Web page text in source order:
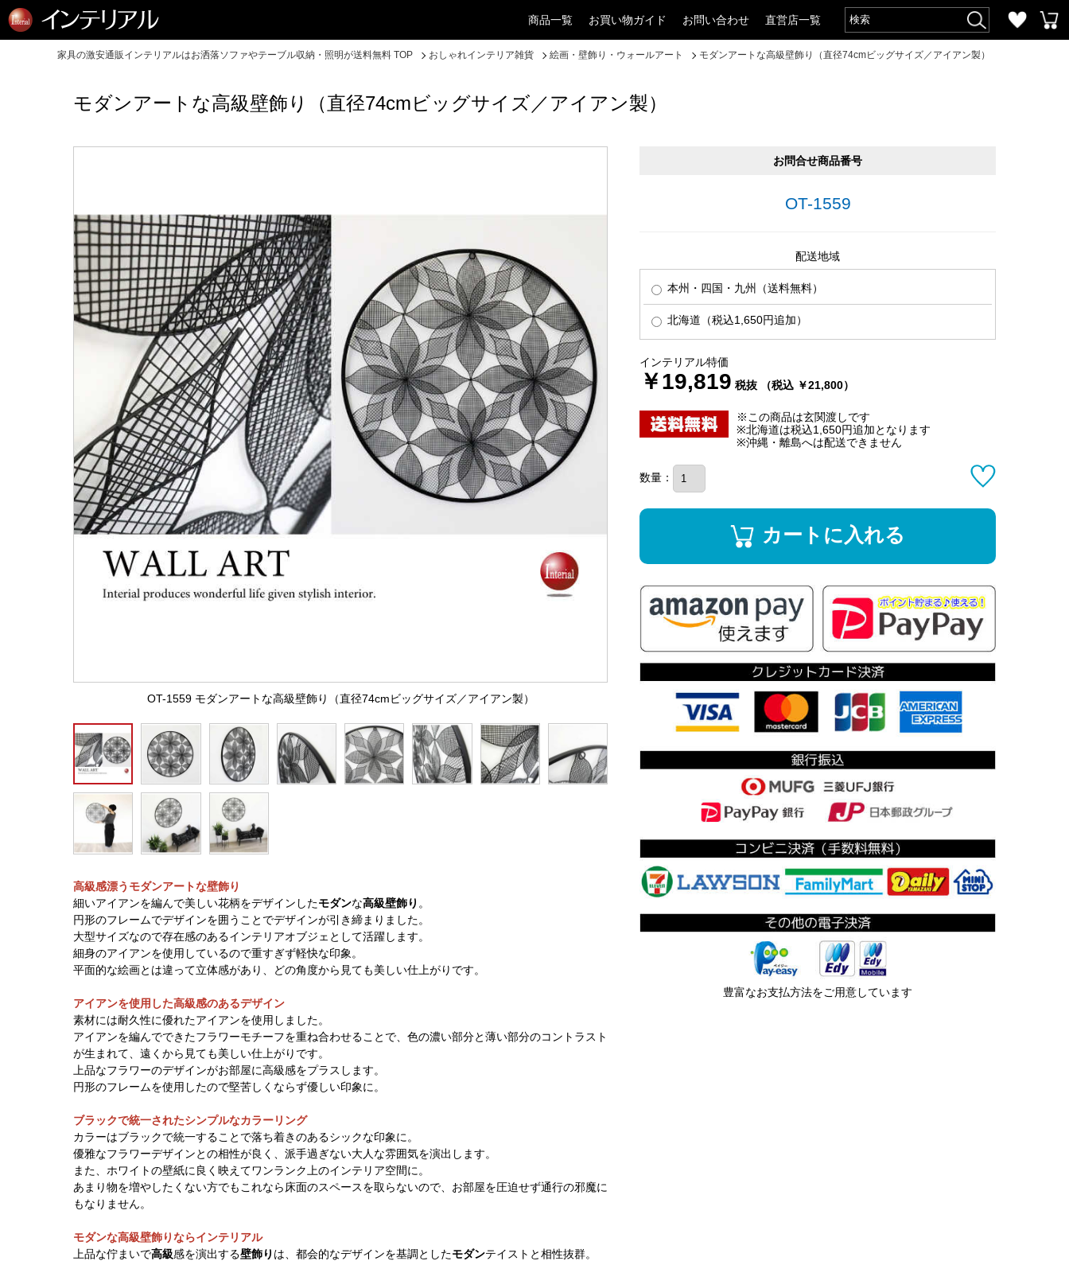
商品一覧 お買い物ガイド お問い合わせ 直営店一覧
家具の激安通販インテリアルはお洒落ソファやテーブル収納・照明が送料無料 TOP おしゃれインテリア雑貨 絵画・壁飾り・ウォールアート モダンアートな高級壁飾り（直径74cmビッグサイズ／アイアン製）
モダンアートな高級壁飾り（直径74cmビッグサイズ／アイアン製）
OT-1559 モダンアートな高級壁飾り（直径74cmビッグサイズ／アイアン製）
高級感漂うモダンアートな壁飾り
細いアイアンを編んで美しい花柄をデザインしたモダンな高級壁飾り 。
円形のフレームでデザインを囲うことでデザインが引き締まりました。
大型サイズなので存在感のあるインテリアオブジェとして活躍します。
細身のアイアンを使用しているので重すぎず軽快な印象。
平面的な絵画とは違って立体感があり、どの角度から見ても美しい仕上がりです。
アイアンを使用した高級感のあるデザイン
素材には耐久性に優れたアイアンを使用しました。
アイアンを編んでできたフラワーモチーフを重ね合わせることで、色の濃い部分と薄い部分のコントラスト
が生まれて、遠くから見ても美しい仕上がりです。
上品なフラワーのデザインがお部屋に高級感をプラスします。
円形のフレームを使用したので堅苦しくならず優しい印象に。
ブラックで統一されたシンプルなカラーリング
カラーはブラックで統一することで落ち着きのあるシックな印象に。
優雅なフラワーデザインとの相性が良く、派手過ぎない大人な雰囲気を演出します。
また、ホワイトの壁紙に良く映えてワンランク上のインテリア空間に。
あまり物を増やしたくない方でもこれなら床面のスペースを取らないので、お部屋を圧迫せず通行の邪魔に
もなりません。
モダンな高級壁飾りならインテリアル
上品な佇まいで高級感を演出する壁飾り は、都会的なデザインを基調としたモダンテイストと相性抜群。
お問合せ商品番号
OT-1559
配送地域
本州・四国・九州（送料無料）
北海道（税込1,650円追加）
インテリアル特価
￥19,819 税抜 （税込 ￥21,800）
※この商品は玄関渡しです
※北海道は税込1,650円追加となります
※沖縄・離島へは配送できません
数量：
カートに入れる
豊富なお支払方法をご用意しています